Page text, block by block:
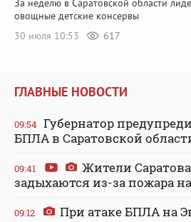
За неделю в Саратовской области
овощные детские консервы
30 июля 10:53
617
ГЛАВНЫЕ НОВОСТИ
09:54 Губернатор
БПЛА в Саратовской
09:41
Жители
задыхаются из-за пожара
09:12
При атаке БПЛА на